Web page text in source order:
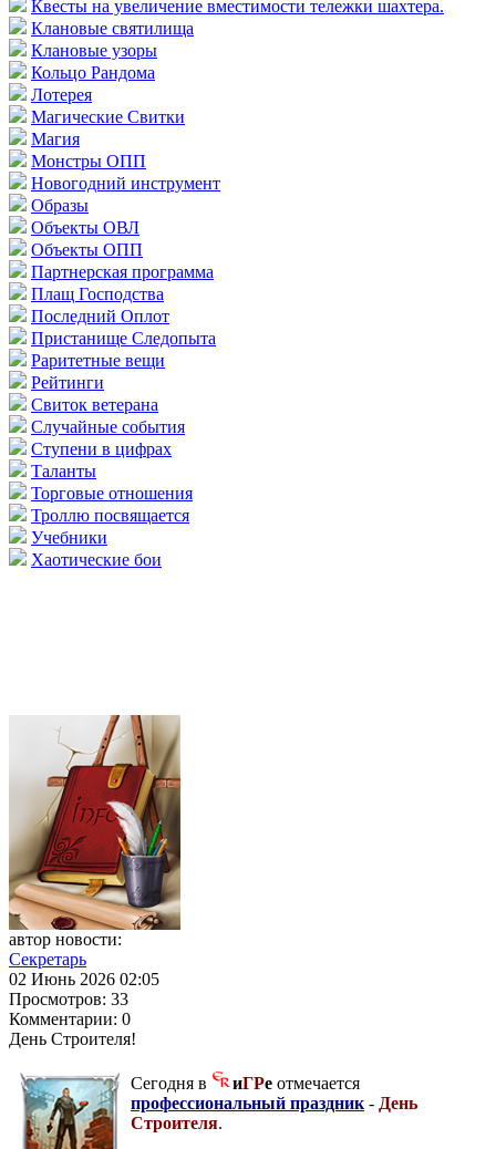
Квесты на увеличение вместимости тележки шахтера.
Клановые святилища
Клановые узоры
Кольцо Рандома
Лотерея
Магические Свитки
Магия
Монстры ОПП
Новогодний инструмент
Образы
Объекты ОВЛ
Объекты ОПП
Партнерская программа
Плащ Господства
Последний Оплот
Пристанище Следопыта
Раритетные вещи
Рейтинги
Свиток ветерана
Случайные события
Ступени в цифрах
Таланты
Торговые отношения
Троллю посвящается
Учебники
Хаотические бои
автор новости:
Секретарь
02 Июнь 2026 02:05
Просмотров: 33
Комментарии: 0
День Строителя!
Сегодня в иГРе отмечается
профессиональный праздник - День
Строителя.